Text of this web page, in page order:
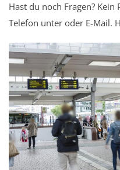
Hast du noch Fragen?
Telefon unter oder E-Mail.